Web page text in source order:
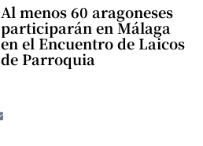
Al menos 60 aragoneses
participarán en Málaga
en el Encuentro de Laicos
de Parroquia